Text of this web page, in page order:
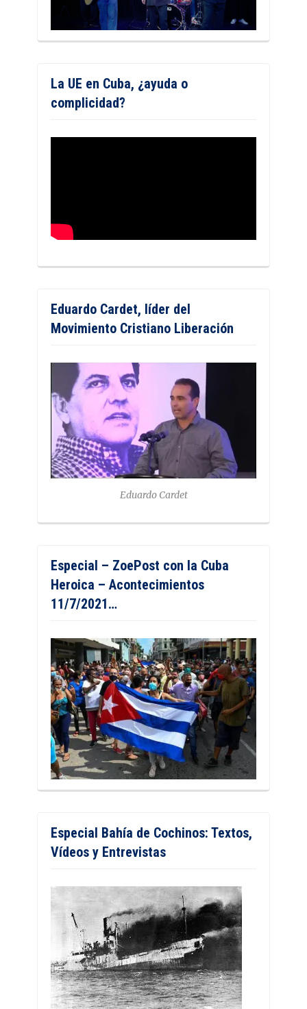
La UE en Cuba, ¿ayuda o
complicidad?
Eduardo Cardet, líder del
Movimiento Cristiano Liberación
Eduardo Cardet
Especial – ZoePost con la Cuba
Heroica – Acontecimientos
11/7/2021…
Especial Bahía de Cochinos: Textos,
Vídeos y Entrevistas